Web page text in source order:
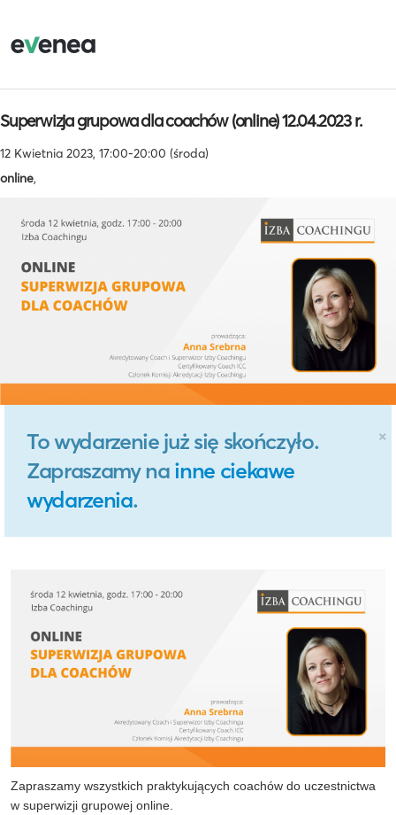
Superwizja grupowa dla coachów (online) 12.04.2023 r.
12 Kwietnia 2023, 17:00-20:00 (środa)
online,
×
To wydarzenie już się skończyło.
Zapraszamy na inne ciekawe
wydarzenia.
Zapraszamy wszystkich praktykujących coachów do uczestnictwa
w superwizji grupowej online.